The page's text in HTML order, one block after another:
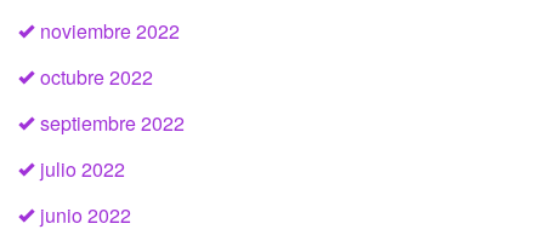
noviembre 2022
octubre 2022
septiembre 2022
julio 2022
junio 2022